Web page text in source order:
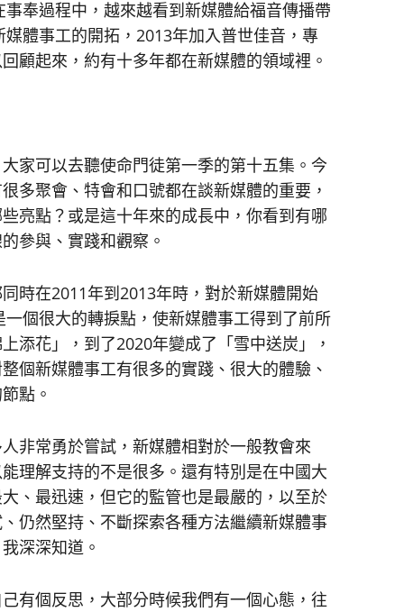
奉過程中，越來越看到新媒體給福音傳播帶
體事工的開拓，2013年加入普世佳音，專
顧起來，約有十多年都在新媒體的領域裡。
家可以去聽使命門徒第一季的第十五集。今
多聚會、特會和口號都在談新媒體的重要，
亮點？或是這十年來的成長中，你看到有哪
參與、實踐和觀察。
時在2011年到2013年時，對於新媒體開始
個很大的轉捩點，使新媒體事工得到了前所
添花」，到了2020年變成了「雪中送炭」，
個新媒體事工有很多的實踐、很大的體驗、
點。
非常勇於嘗試，新媒體相對於一般教會來
理解支持的不是很多。還有特別是在中國大
、最迅速，但它的監管也是最嚴的，以至於
仍然堅持、不斷探索各種方法繼續新媒體事
深深知道。
有個反思，大部分時候我們有一個心態，往